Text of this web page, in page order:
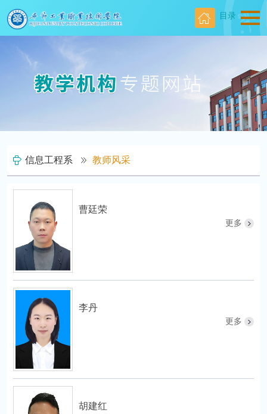
目录
信息工程系 教师风采
曹廷荣
更多
李丹
更多
胡建红